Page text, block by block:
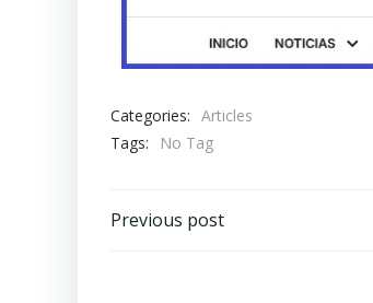
Categories: Articles
Tags:
No Tag
Previous post